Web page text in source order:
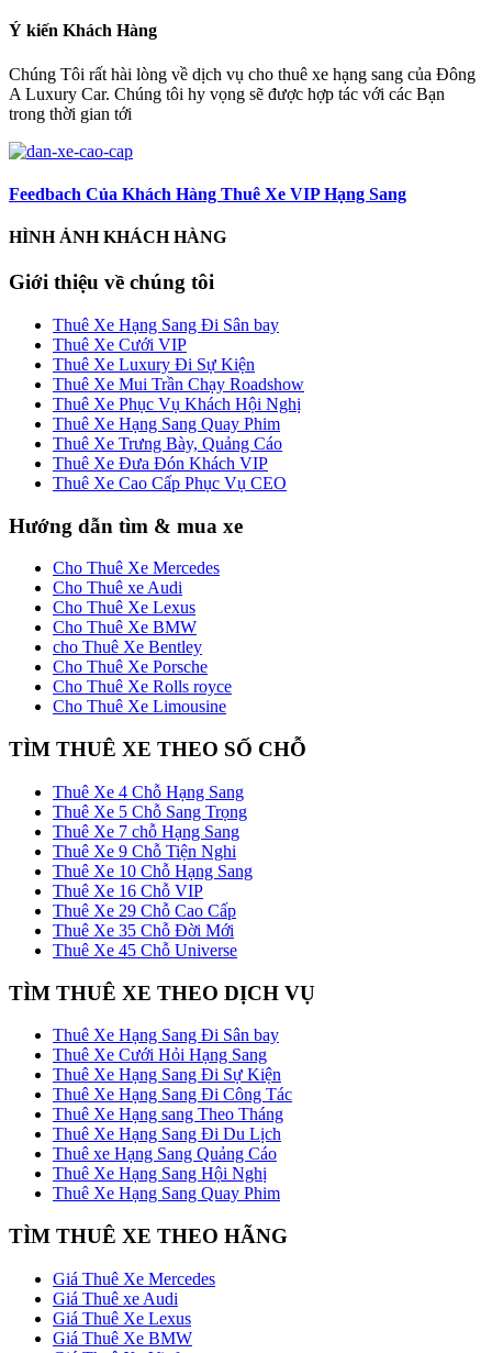
Ý kiến Khách Hàng
Chúng Tôi rất hài lòng về dịch vụ cho thuê xe hạng sang của Đông
A Luxury Car. Chúng tôi hy vọng sẽ được hợp tác với các Bạn
trong thời gian tới
Feedbach Của Khách Hàng Thuê Xe VIP Hạng Sang
HÌNH ẢNH KHÁCH HÀNG
Giới thiệu về chúng tôi
Thuê Xe Hạng Sang Đi Sân bay
Thuê Xe Cưới VIP
Thuê Xe Luxury Đi Sự Kiện
Thuê Xe Mui Trần Chạy Roadshow
Thuê Xe Phục Vụ Khách Hội Nghị
Thuê Xe Hạng Sang Quay Phim
Thuê Xe Trưng Bày, Quảng Cáo
Thuê Xe Đưa Đón Khách VIP
Thuê Xe Cao Cấp Phục Vụ CEO
Hướng dẫn tìm & mua xe
Cho Thuê Xe Mercedes
Cho Thuê xe Audi
Cho Thuê Xe Lexus
Cho Thuê Xe BMW
cho Thuê Xe Bentley
Cho Thuê Xe Porsche
Cho Thuê Xe Rolls royce
Cho Thuê Xe Limousine
TÌM THUÊ XE THEO SỐ CHỖ
Thuê Xe 4 Chỗ Hạng Sang
Thuê Xe 5 Chỗ Sang Trọng
Thuê Xe 7 chỗ Hạng Sang
Thuê Xe 9 Chỗ Tiện Nghi
Thuê Xe 10 Chỗ Hạng Sang
Thuê Xe 16 Chỗ VIP
Thuê Xe 29 Chỗ Cao Cấp
Thuê Xe 35 Chỗ Đời Mới
Thuê Xe 45 Chỗ Universe
TÌM THUÊ XE THEO DỊCH VỤ
Thuê Xe Hạng Sang Đi Sân bay
Thuê Xe Cưới Hỏi Hạng Sang
Thuê Xe Hạng Sang Đi Sự Kiện
Thuê Xe Hạng Sang Đi Công Tác
Thuê Xe Hạng sang Theo Tháng
Thuê Xe Hạng Sang Đi Du Lịch
Thuê xe Hạng Sang Quảng Cáo
Thuê Xe Hạng Sang Hội Nghị
Thuê Xe Hạng Sang Quay Phim
TÌM THUÊ XE THEO HÃNG
Giá Thuê Xe Mercedes
Giá Thuê xe Audi
Giá Thuê Xe Lexus
Giá Thuê Xe BMW